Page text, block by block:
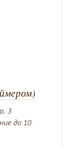
3
до 10